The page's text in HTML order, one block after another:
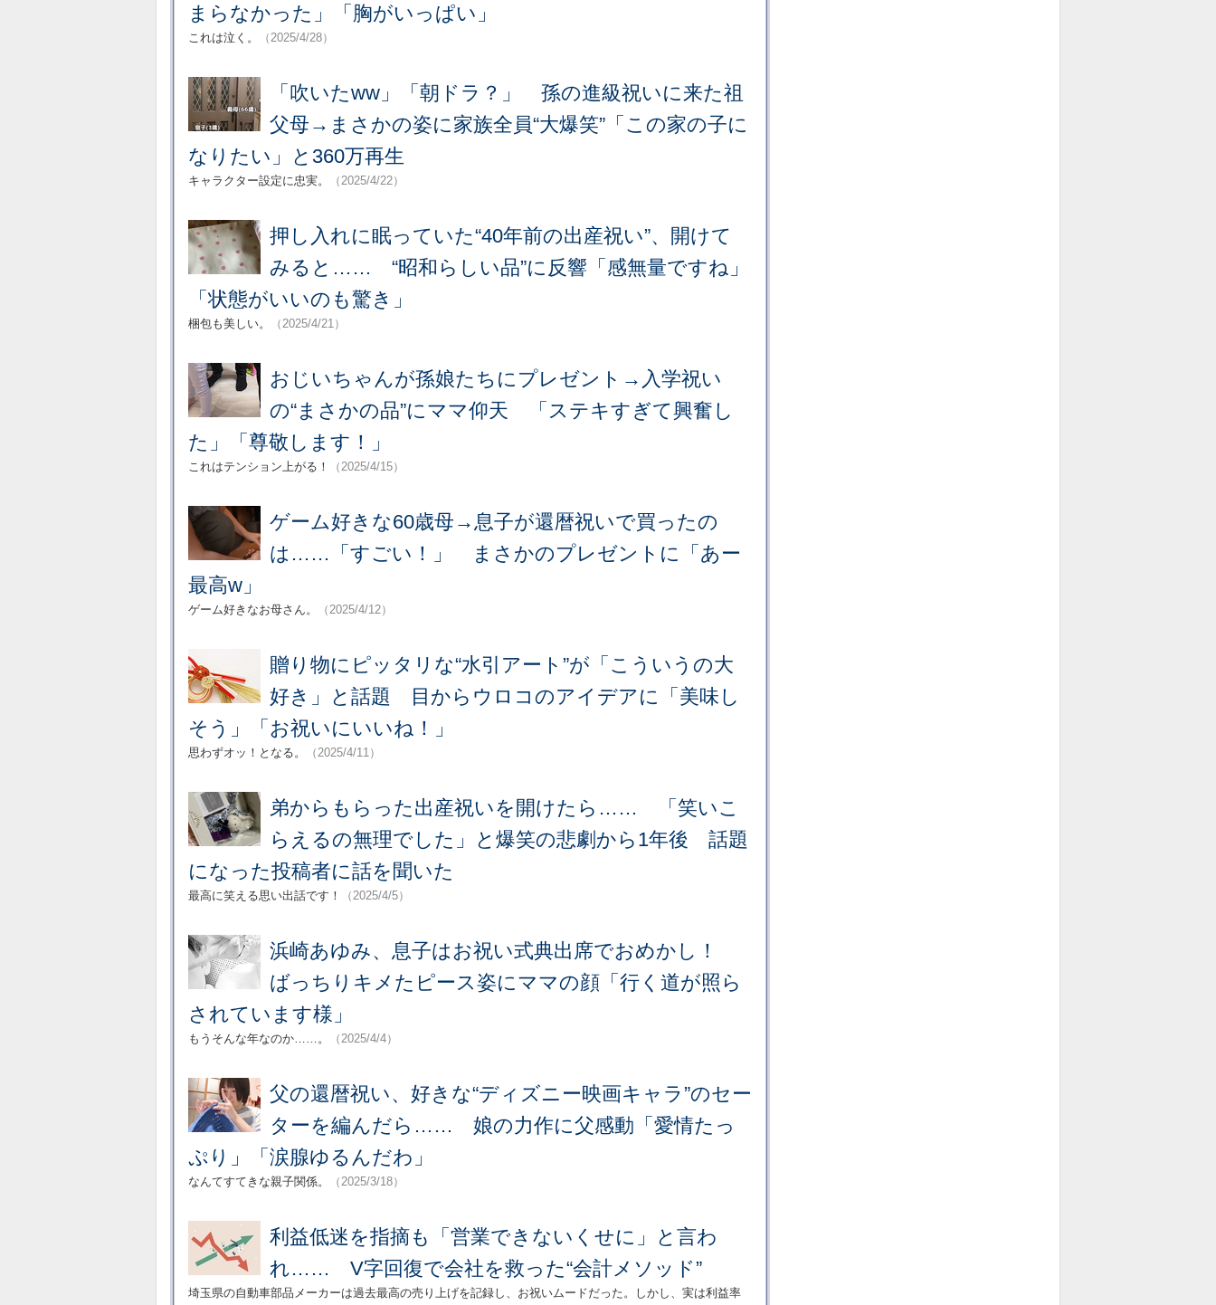
まらなかった」「胸がいっぱい」
これは泣く。 （2025/4/28）
「吹いたww」「朝ドラ？」 孫の進級祝いに来た祖
父母→まさかの姿に家族全員“大爆笑”「この家の子に
なりたい」と360万再生
キャラクター設定に忠実。 （2025/4/22）
押し入れに眠っていた“40年前の出産祝い”、開けて
みると…… “昭和らしい品”に反響「感無量ですね」
「状態がいいのも驚き」
梱包も美しい。 （2025/4/21）
おじいちゃんが孫娘たちにプレゼント→入学祝い
の“まさかの品”にママ仰天 「ステキすぎて興奮し
た」「尊敬します！」
これはテンション上がる！ （2025/4/15）
ゲーム好きな60歳母→息子が還暦祝いで買ったの
は……「すごい！」 まさかのプレゼントに「あー
最高w」
ゲーム好きなお母さん。 （2025/4/12）
贈り物にピッタリな“水引アート”が「こういうの大
好き」と話題 目からウロコのアイデアに「美味し
そう」「お祝いにいいね！」
思わずオッ！となる。 （2025/4/11）
弟からもらった出産祝いを開けたら…… 「笑いこ
らえるの無理でした」と爆笑の悲劇から1年後 話題
になった投稿者に話を聞いた
最高に笑える思い出話です！ （2025/4/5）
浜崎あゆみ、息子はお祝い式典出席でおめかし！
ばっちりキメたピース姿にママの顔「行く道が照ら
されています様」
もうそんな年なのか……。 （2025/4/4）
父の還暦祝い、好きな“ディズニー映画キャラ”のセー
ターを編んだら…… 娘の力作に父感動「愛情たっ
ぷり」「涙腺ゆるんだわ」
なんてすてきな親子関係。 （2025/3/18）
利益低迷を指摘も「営業できないくせに」と言わ
れ…… V字回復で会社を救った“会計メソッド”
埼玉県の自動車部品メーカーは過去最高の売り上げを記録し、お祝いムードだった。しかし、実は利益率